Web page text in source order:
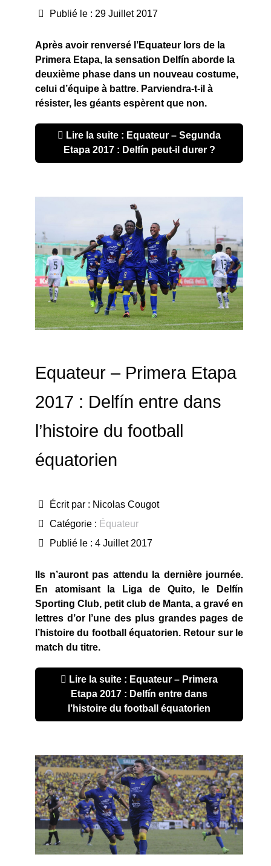
Publié le : 29 Juillet 2017
Après avoir renversé l’Equateur lors de la
Primera Etapa, la sensation Delfín aborde la
deuxième phase dans un nouveau costume,
celui d’équipe à battre. Parviendra-t-il à
résister, les géants espèrent que non.
Lire la suite : Equateur – Segunda
Etapa 2017 : Delfín peut-il durer ?
Equateur – Primera Etapa
2017 : Delfín entre dans
l’histoire du football
équatorien
Écrit par : Nicolas Cougot
Catégorie : Équateur
Publié le : 4 Juillet 2017
Ils n’auront pas attendu la dernière journée.
En atomisant la Liga de Quito, le Delfín
Sporting Club, petit club de Manta, a gravé en
lettres d’or l’une des plus grandes pages de
l’histoire du football équatorien. Retour sur le
match du titre.
Lire la suite : Equateur – Primera
Etapa 2017 : Delfín entre dans
l’histoire du football équatorien